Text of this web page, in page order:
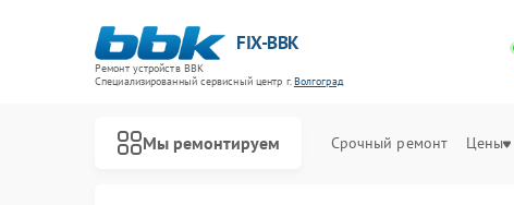
FIX-BBK
Ремонт устройств BBK
Специализированный cервисный центр г.Волгоград
Мы ремонтируем Срочный ремонт Цены